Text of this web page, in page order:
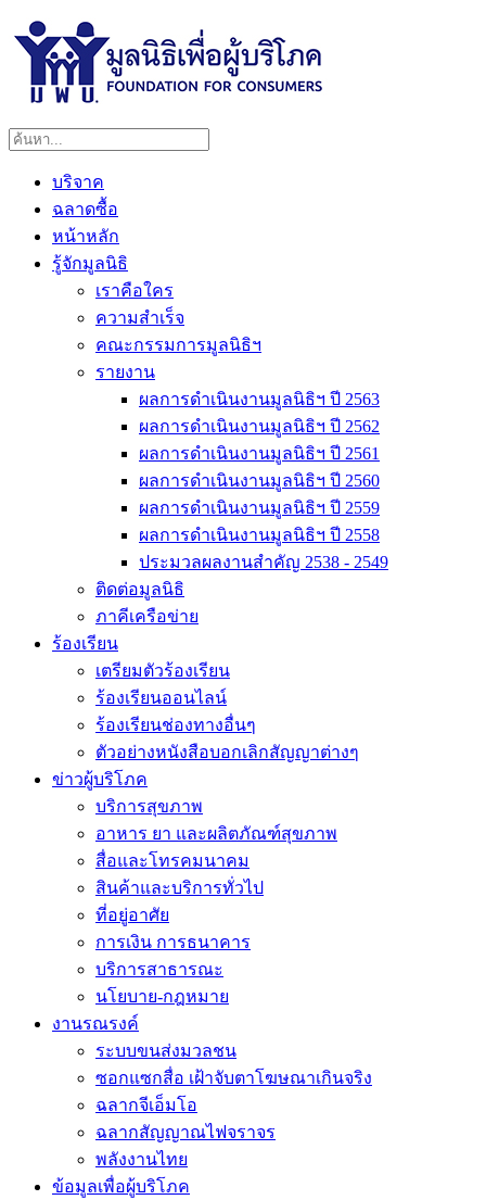
บริจาค
ฉลาดซื้อ
หน้าหลัก
รู้จักมูลนิธิ
เราคือใคร
ความสำเร็จ
คณะกรรมการมูลนิธิฯ
รายงาน
ผลการดำเนินงานมูลนิธิฯ ปี 2563
ผลการดำเนินงานมูลนิธิฯ ปี 2562
ผลการดำเนินงานมูลนิธิฯ ปี 2561
ผลการดำเนินงานมูลนิธิฯ ปี 2560
ผลการดำเนินงานมูลนิธิฯ ปี 2559
ผลการดำเนินงานมูลนิธิฯ ปี 2558
ประมวลผลงานสำคัญ 2538 - 2549
ติดต่อมูลนิธิ
ภาคีเครือข่าย
ร้องเรียน
เตรียมตัวร้องเรียน
ร้องเรียนออนไลน์
ร้องเรียนช่องทางอื่นๆ
ตัวอย่างหนังสือบอกเลิกสัญญาต่างๆ
ข่าวผู้บริโภค
บริการสุขภาพ
อาหาร ยา และผลิตภัณฑ์สุขภาพ
สื่อและโทรคมนาคม
สินค้าและบริการทั่วไป
ที่อยู่อาศัย
การเงิน การธนาคาร
บริการสาธารณะ
นโยบาย-กฎหมาย
งานรณรงค์
ระบบขนส่งมวลชน
ซอกแซกสื่อ เฝ้าจับตาโฆษณาเกินจริง
ฉลากจีเอ็มโอ
ฉลากสัญญาณไฟจราจร
พลังงานไทย
ข้อมูลเพื่อผู้บริโภค